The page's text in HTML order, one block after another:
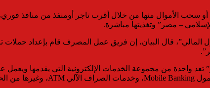
– مصر” وتغذيتها مباشرة.
المالي”، قال البيان، إن فريق عمل المصرف قام بإعداد حملات